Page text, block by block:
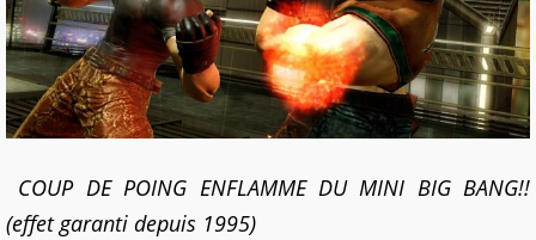
COUP DE POING ENFLAMME DU MINI BIG BANG!!
(effet garanti depuis 1995)